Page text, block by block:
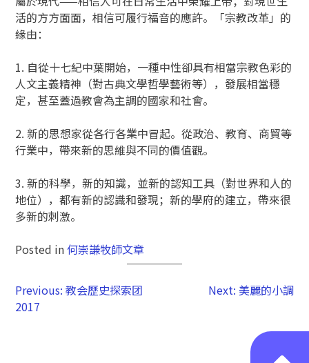
活的方方面面，相信可履行福音的應許。「宗教改革」的
緣由：
1. 自從十七紀中葉開始，一種中性卻具有相當宗教色彩的
人文主義精神（對古典文學哲學藝術等），發展相當穩
定，甚至蓋過教會為主調的國家和社會。
2. 新的思想家從各行各業中冒起。從政治、教育、商貿等
行業中，帶來新的思維與不同的價值觀。
3. 新的科學，新的知識，並新的認知工具（對世界和人的
地位），都有新的認識和發現；新的學府的建立，帶來很
多新的刺激。
Posted in 何崇謙牧師文章
Previous: 教会歷史探索团
2017
Next: 美麗的小調